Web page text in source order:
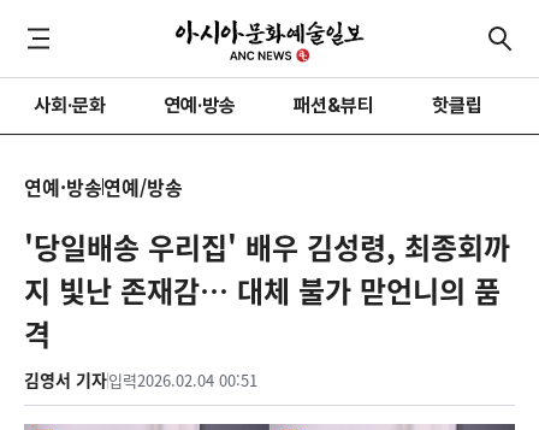
사회·문화 연예·방송 패션&뷰티 핫클립
연예·방송연예/방송
'당일배송 우리집' 배우 김성령, 최종회까
지 빛난 존재감… 대체 불가 맏언니의 품
격
김영서 기자입력2026.02.04 00:51